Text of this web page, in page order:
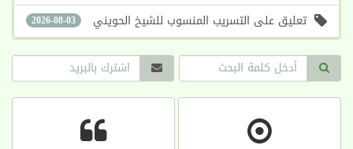
2026-08-03 تعليق على التسريب المنسوب للشيخ الحويني